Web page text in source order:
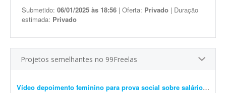
Submetido: 06/01/2025 às 18:56 | Oferta: Privado | Duração
estimada: Privado
Projetos semelhantes no 99Freelas
Vídeo depoimento feminino para prova social sobre salário-maternidade